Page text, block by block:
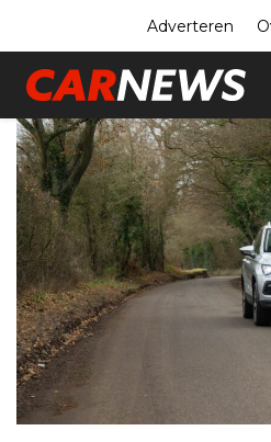
Adverteren